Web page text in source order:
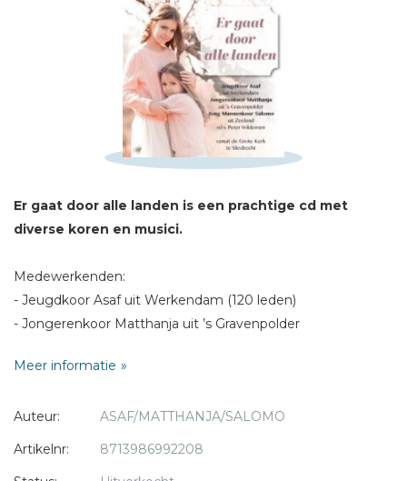
Er gaat door alle landen is een prachtige cd met
diverse koren en musici.
Medewerkenden:
- Jeugdkoor Asaf uit Werkendam (120 leden)
- Jongerenkoor Matthanja uit ’s Gravenpolder
Meer informatie
Auteur:
ASAF/MATTHANJA/SALOMO
Artikelnr:
8713986992208
* = verplicht